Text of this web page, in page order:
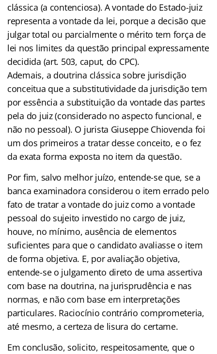
clássica (a contenciosa). A vontade do Estado-juiz
representa a vontade da lei, porque a decisão que
julgar total ou parcialmente o mérito tem força de
lei nos limites da questão principal expressamente
decidida (art. 503, caput, do CPC).
Ademais, a doutrina clássica sobre jurisdição
conceitua que a substitutividade da jurisdição tem
por essência a substituição da vontade das partes
pela do juiz (considerado no aspecto funcional, e
não no pessoal). O jurista Giuseppe Chiovenda foi
um dos primeiros a tratar desse conceito, e o fez
da exata forma exposta no item da questão.
Por fim, salvo melhor juízo, entende-se que, se a
banca examinadora considerou o item errado pelo
fato de tratar a vontade do juiz como a vontade
pessoal do sujeito investido no cargo de juiz,
houve, no mínimo, ausência de elementos
suficientes para que o candidato avaliasse o item
de forma objetiva. E, por avaliação objetiva,
entende-se o julgamento direto de uma assertiva
com base na doutrina, na jurisprudência e nas
normas, e não com base em interpretações
particulares. Raciocínio contrário comprometeria,
até mesmo, a certeza de lisura do certame.
Em conclusão, solicito, respeitosamente, que o